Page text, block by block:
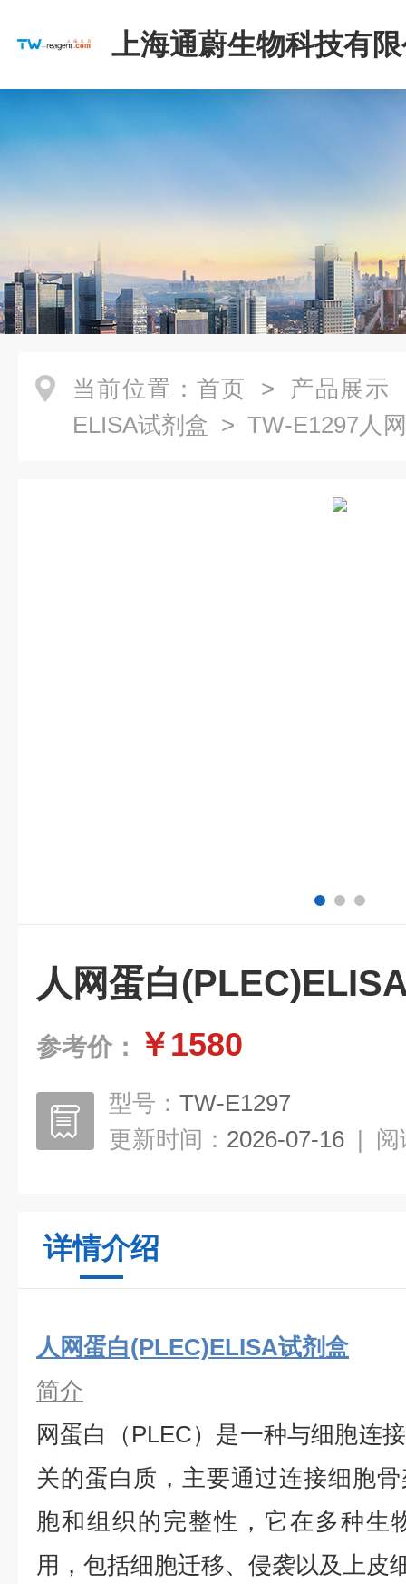
上海通蔚生物科技有
当前位置： 首页 > 产品展示
ELISA试剂盒 > TW-E1297人
人网蛋白
参考价： ￥1580
型号： TW-E1297
更新时间： 2026-07-16 | 阅
详情介绍
人网蛋白(PLEC)ELISA试剂盒
简介
网蛋白（PLEC）是一种与细胞连
关的蛋白质，主要通过连接细胞
胞和组织的完整性，它在多种生
用，包括细胞迁移、侵袭以及上皮